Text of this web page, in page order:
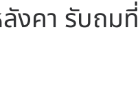
งคา รับถมที่